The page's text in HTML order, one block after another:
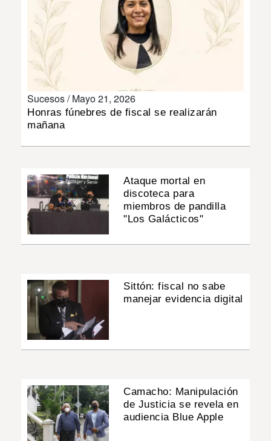
Sucesos /Mayo 21, 2026
Honras fúnebres de fiscal se realizarán
mañana
Ataque mortal en
discoteca para
miembros de pandilla
"Los Galácticos"
Sittón: fiscal no sabe
manejar evidencia digital
Camacho: Manipulación
de Justicia se revela en
audiencia Blue Apple